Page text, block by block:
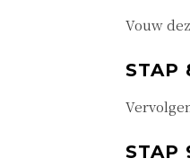
Vouw
STAP
STAP